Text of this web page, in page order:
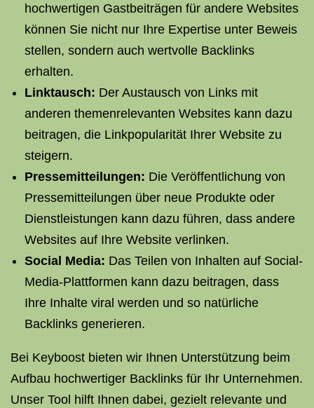
hochwertigen Gastbeiträgen für andere Websites
können Sie nicht nur Ihre Expertise unter Beweis
stellen, sondern auch wertvolle Backlinks
erhalten.
Linktausch: Der Austausch von Links mit
anderen themenrelevanten Websites kann dazu
beitragen, die Linkpopularität Ihrer Website zu
steigern.
Pressemitteilungen: Die Veröffentlichung von
Pressemitteilungen über neue Produkte oder
Dienstleistungen kann dazu führen, dass andere
Websites auf Ihre Website verlinken.
Social Media: Das Teilen von Inhalten auf Social-
Media-Plattformen kann dazu beitragen, dass
Ihre Inhalte viral werden und so natürliche
Backlinks generieren.
Bei Keyboost bieten wir Ihnen Unterstützung beim
Aufbau hochwertiger Backlinks für Ihr Unternehmen.
Unser Tool hilft Ihnen dabei, gezielt relevante und